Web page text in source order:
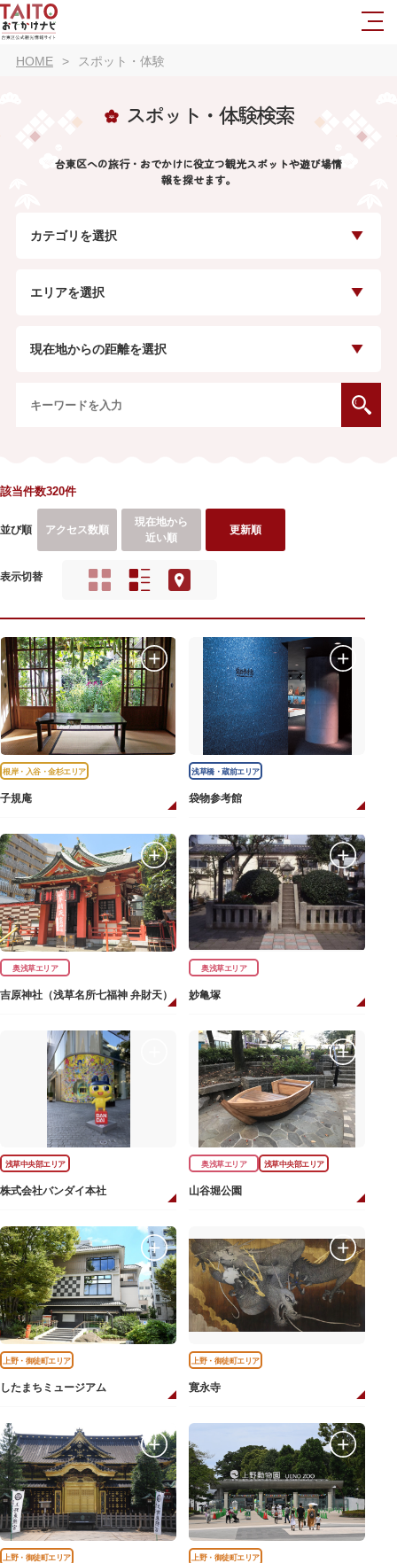
HOME スポット・体験
スポット・体験検索
台東区への旅行・おでかけに役立つ観光スポットや遊び場情
報を探せます。
カテゴリを選択
エリアを選択
現在地からの距離を選択
該当件数320件
並び順 アクセス数順
現在地から
近い順
更新順
表示切替
根岸・入谷・金杉エリア
子規庵
浅草橋・蔵前エリア
袋物参考館
奥浅草エリア
吉原神社（浅草名所七福神 弁財天）
奥浅草エリア
妙亀塚
浅草中央部エリア
株式会社バンダイ本社
奥浅草エリア 浅草中央部エリア
山谷堀公園
上野・御徒町エリア
したまちミュージアム
上野・御徒町エリア
寛永寺
上野・御徒町エリア 上野・御徒町エリア